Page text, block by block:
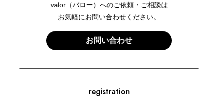
valor（バロー）へのご依頼・ご相談は
お気軽にお問い合わせください。
お問い合わせ
registration